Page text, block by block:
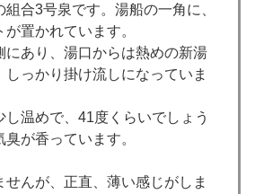
合3号泉です。湯船の一角に、
置かれています。
にあり、湯口からは熱めの新湯
しっかり掛け流しになっていま
し温めで、41度くらいでしょう
が香っています。
んが、正直、薄い感じがしま